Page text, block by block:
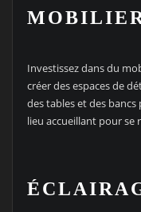
Investissez dans du
créer des espaces de
des tables et des
lieu accueillant pour se